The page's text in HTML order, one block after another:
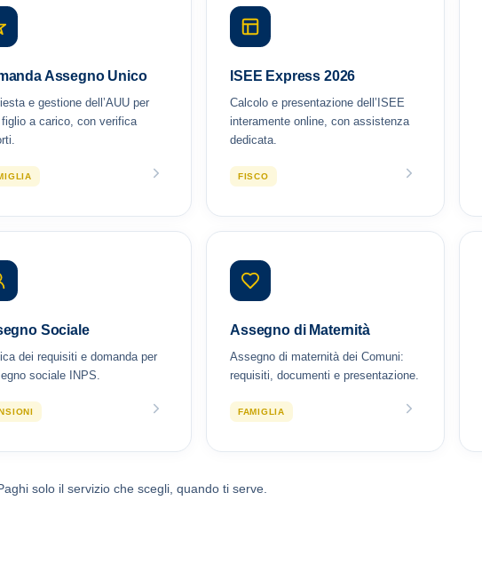
Assegno Unico
e gestione dell’AUU per
a carico, con verifica
ISEE Express 2026
Calcolo e presentazione dell’ISEE
interamente online, con assistenza
dedicata.
FISCO
Sociale
dei requisiti e domanda per
sociale INPS.
Assegno di Maternità
Assegno di maternità dei Comuni:
requisiti, documenti e presentazione.
FAMIGLIA
solo il servizio che scegli, quando ti serve.